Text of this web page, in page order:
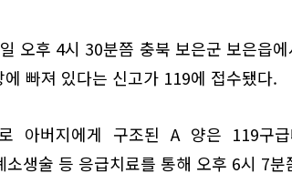
오후 4시 30분쯤 충북 보은군 보은읍
빠져 있다는 신고가 119에 접수됐다.
아버지에게 구조된 A 양은 119구
소생술 등 응급치료를 통해 오후 6시 7